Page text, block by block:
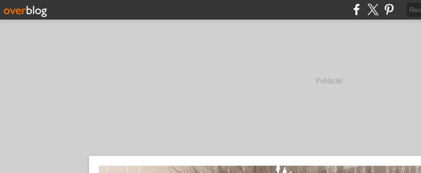
Publicité